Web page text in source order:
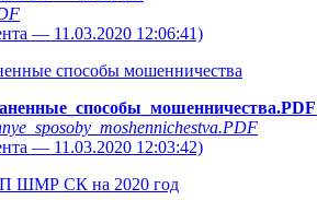
— 11.03.2020 12:06:41)
способы мошенничества
— 11.03.2020 12:03:42)
ШМР СК на 2020 год